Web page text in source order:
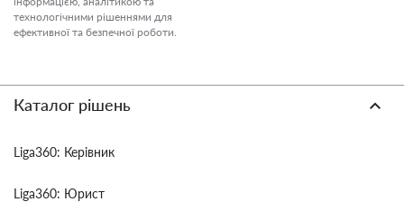
технологічними рішеннями для
ефективної та безпечної роботи.
Каталог рішень
Liga360: Керівник
Liga360: Юрист